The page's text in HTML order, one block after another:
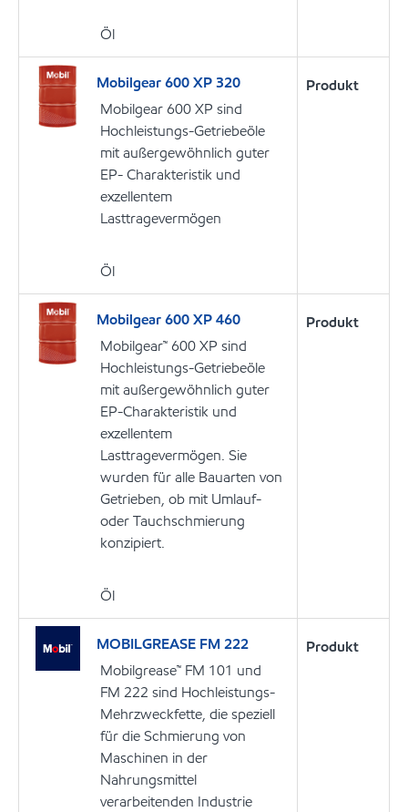
Öl
Mobilgear 600 XP 320
Mobilgear 600 XP sind
Hochleistungs-Getriebeöle
mit außergewöhnlich guter
EP- Charakteristik und
exzellentem
Lasttragevermögen
Öl
Produkt
Mobilgear 600 XP 460
Mobilgear™ 600 XP sind
Hochleistungs-Getriebeöle
mit außergewöhnlich guter
EP-Charakteristik und
exzellentem
Lasttragevermögen. Sie
wurden für alle Bauarten von
Getrieben, ob mit Umlauf-
oder Tauchschmierung
konzipiert.
Öl
Produkt
MOBILGREASE FM 222
Mobilgrease™ FM 101 und
FM 222 sind Hochleistungs-
Mehrzweckfette, die speziell
für die Schmierung von
Maschinen in der
Nahrungsmittel
verarbeitenden Industrie
Produkt